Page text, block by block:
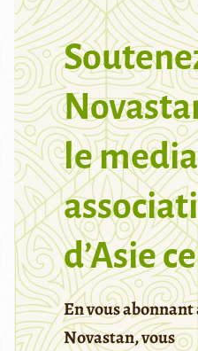
le media
d’Asie
En vous abonnant
Novastan, vous